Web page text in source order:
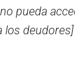
pueda
los